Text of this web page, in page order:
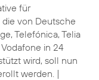
für
von Deutsche
Telefónica, Telia
in 24
wird, soll nun
werden. |